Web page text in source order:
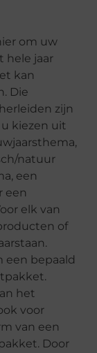
om uw
hele jaar
kan
Die
zijn
kiezen uit
natuur
een
een
elk van
of
een bepaald
het
voor
van een
Door